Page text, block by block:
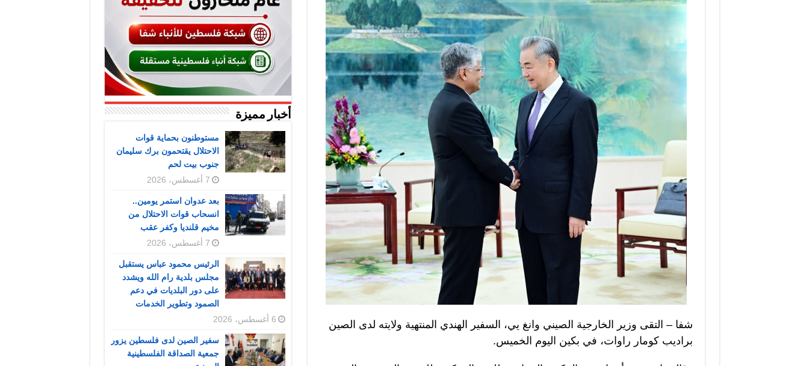
شفا – التقى وزير الخارجية الصيني وانغ يي، السفير الهندي المنتهية ولايته لدى الصين
براديب كومار راوات، في بكين اليوم الخميس.
أخبار مميزة
مستوطنون بحماية قوات
الاحتلال يقتحمون برك سليمان
جنوب بيت لحم
7 أغسطس، 2026
بعد عدوان استمر يومين..
انسحاب قوات الاحتلال من
مخيم قلنديا وكفر عقب
7 أغسطس، 2026
الرئيس محمود عباس يستقبل
مجلس بلدية رام الله ويشدد
على دور البلديات في دعم
الصمود وتطوير الخدمات
6 أغسطس، 2026
سفير الصين لدى فلسطين يزور
جمعية الصداقة الفلسطينية